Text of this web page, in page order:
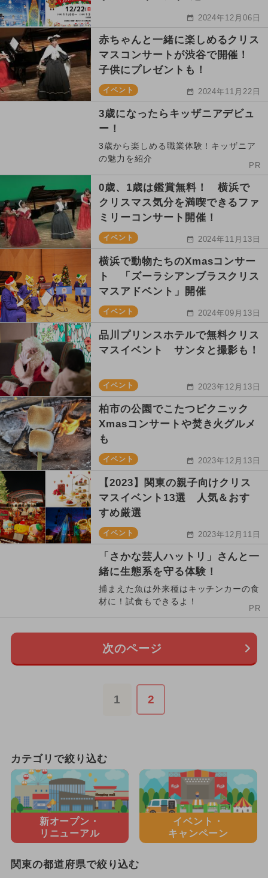
2024年12月06日
赤ちゃんと一緒に楽しめるクリス
マスコンサートが渋谷で開催！
子供にプレゼントも！
イベント 2024年11月22日
3歳になったらキッザニアデビュ
ー！
3歳から楽しめる職業体験！キッザニア
の魅力を紹介
PR
0歳、1歳は鑑賞無料！ 横浜で
クリスマス気分を満喫できるファ
ミリーコンサート開催！
イベント 2024年11月13日
横浜で動物たちのXmasコンサー
ト 「ズーラシアンブラスクリス
マスアドベント」開催
イベント 2024年09月13日
品川プリンスホテルで無料クリス
マスイベント サンタと撮影も！
イベント 2023年12月13日
柏市の公園でこたつピクニック
Xmasコンサートや焚き火グルメ
も
イベント 2023年12月13日
【2023】関東の親子向けクリス
マスイベント13選 人気＆おす
すめ厳選
イベント 2023年12月11日
「さかな芸人ハットリ」さんと一
緒に生態系を守る体験！
捕まえた魚は外来種はキッチンカーの食
材に！試食もできるよ！
PR
次のページ
1 2
カテゴリで絞り込む
新オープン・
リニューアル
イベント・
キャンペーン
関東の都道府県で絞り込む